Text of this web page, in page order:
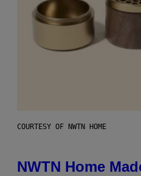
COURTESY OF NWTN HOME
NWTN Home